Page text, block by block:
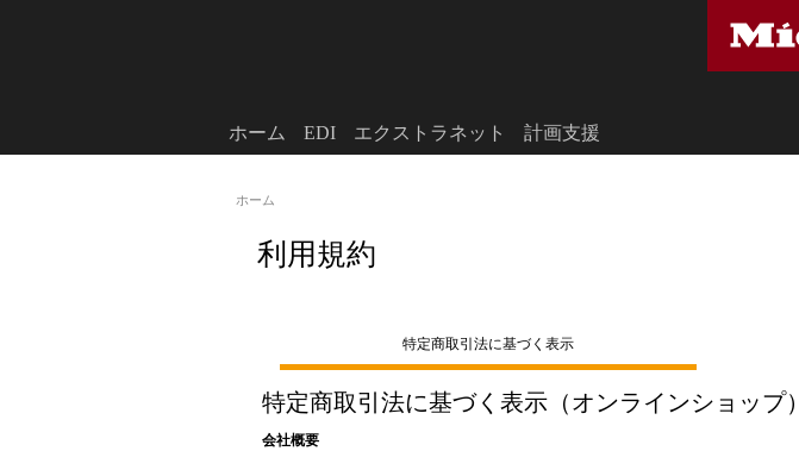
ホーム
利用規約
特定商取引法に基づく表示
特定商取引法に基づく表示（オンラインショップ）
会社概要
ホーム EDI エクストラネット 計画支援